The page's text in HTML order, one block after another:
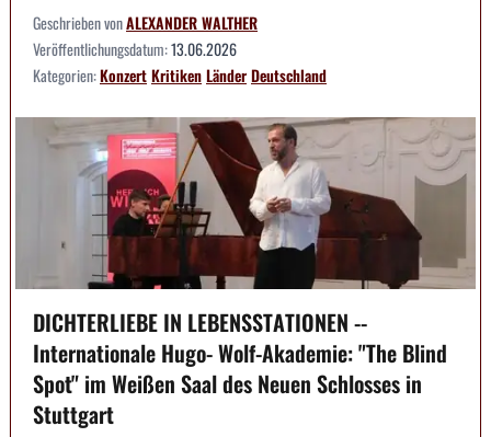
Geschrieben vonALEXANDER WALTHER
Veröffentlichungsdatum:13.06.2026
Kategorien:KonzertKritikenLänderDeutschland
DICHTERLIEBE IN LEBENSSTATIONEN --
Internationale Hugo- Wolf-Akademie: "The Blind
Spot" im Weißen Saal des Neuen Schlosses in
Stuttgart